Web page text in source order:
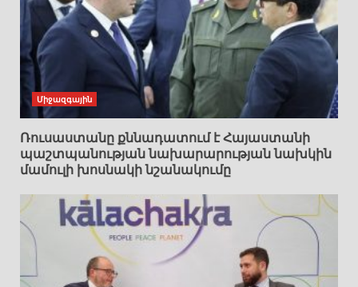
Միջազգային
Ռուսաստանը քննադատում է Հայաստանի
պաշտպանության նախարարության նախկին
մամուլի խոսնակի նշանակումը